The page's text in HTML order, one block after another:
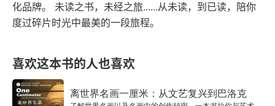
第十二章 极度黑暗的一天
第十四章 揭晓疑团
化品牌。 未读之书，未经之旅......从未读，到已读，陪你
度过碎片时光中最美的一段旅程。
喜欢这本书的人也喜欢
离世界名画一厘米：从文艺复兴到巴洛克